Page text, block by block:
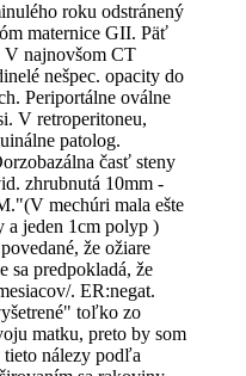
roku odstránený
maternice GII. Päť
V najnovšom CT
nešpec. opacity do
Periportálne oválne
V retroperitoneu,
patolog.
časť steny
zhrubnutá 10mm -
mechúri mala ešte
a jeden 1cm polyp )
že ožiare
sa predpokladá, že
. ER:negat.
toľko zo
matku, preto by som
nálezy podľa